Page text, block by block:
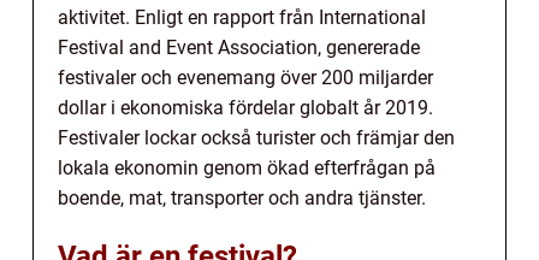
aktivitet. Enligt en rapport från International
Festival and Event Association, genererade
festivaler och evenemang över 200 miljarder
dollar i ekonomiska fördelar globalt år 2019.
Festivaler lockar också turister och främjar den
lokala ekonomin genom ökad efterfrågan på
boende, mat, transporter och andra tjänster.